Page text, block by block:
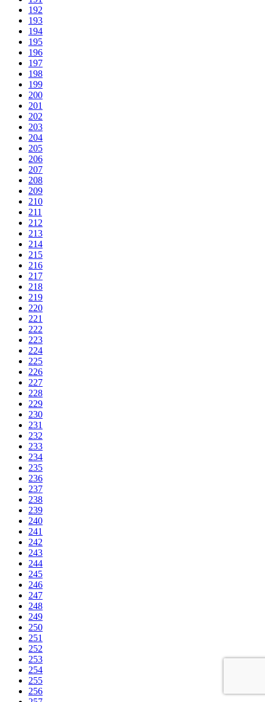
192
193
194
195
196
197
198
199
200
201
202
203
204
205
206
207
208
209
210
211
212
213
214
215
216
217
218
219
220
221
222
223
224
225
226
227
228
229
230
231
232
233
234
235
236
237
238
239
240
241
242
243
244
245
246
247
248
249
250
251
252
253
254
255
256